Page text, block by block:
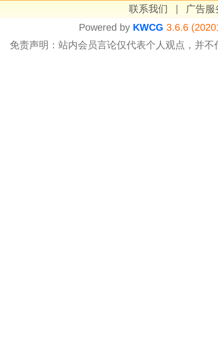
联系我们
广告服
Powered by KWCG 3.6.6
免责声明：站内会员言论仅代表个人观点，并